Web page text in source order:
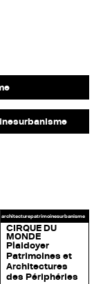
urbanisme
architecturepatrimoinesurbanisme
LE PLUS PETIT
CIRQUE DU
MONDE
Plaidoyer
Patrimoines et
Architectures
des Périphéries